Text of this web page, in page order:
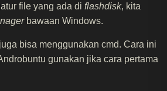
file yang ada di flashdisk, kita
bawaan Windows.
bisa menggunakan cmd. Cara ini
gunakan jika cara pertama